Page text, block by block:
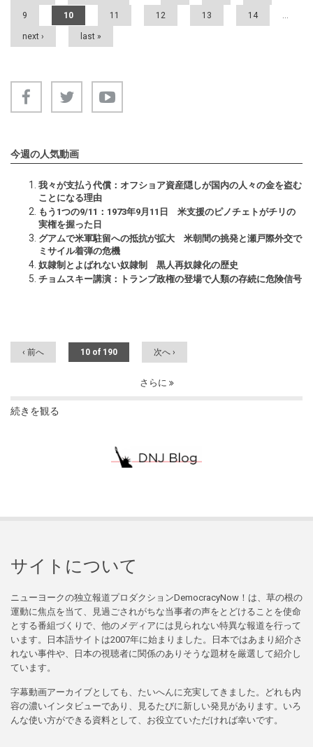
9 10 11 12 13 14 …
next › last »
今週の人気動画
我々が支払う代償：オフショア資産隠しが国内の人々の金を盗む
ことになる理由
もう1つの9/11：1973年9月11日 米支援のピノチェトがチリの
実権を握った日
グアムで米軍駐留への抵抗が拡大 米朝間の挑発と瀬戸際外交で
ミサイル着弾の危機
奴隷制とよばれない奴隷制 黒人再奴隷化の歴史
チョムスキー講演：トランプ政権の登場で人類の存続に危険信号
‹ 前へ 10 of 190 次へ ›
さらに
続きを観る
サイトについて
ニューヨークの独立報道プロダクションDemocracyNow！は、草の根の
運動に焦点を当て、見過ごされがちな当事者の声をとどけることを使命
とする番組づくりで、他のメディアには見られない特異な報道を行って
います。日本語サイトは2007年に始まりました。日本ではあまり紹介さ
れない事件や、日本の視聴者に関係のありそうな題材を厳選して紹介し
ています。
字幕動画アーカイブとしても、たいへんに充実してきました。どれも内
容の濃いインタビューであり、見るたびに新しい発見があります。いろ
んな使い方ができる資料として、お役立ていただければ幸いです。